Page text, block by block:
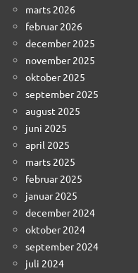
marts 2026
februar 2026
december 2025
november 2025
oktober 2025
september 2025
august 2025
juni 2025
april 2025
marts 2025
februar 2025
januar 2025
december 2024
oktober 2024
september 2024
juli 2024